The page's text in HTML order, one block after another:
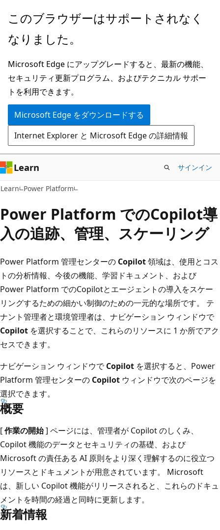
メ
ン
ン
テ
ン
ツ
に
ス
キ
ッ
プ
このブラウザーはサポートされなく
なりました。
Microsoft Edge にアップグレードすると、最新の機能、
セキュリティ更新プログラム、およびテクニカル サポー
トを利用できます。
Microsoft Edge をダウンロードする
Internet Explorer と Microsoft Edge の詳細情報
Learn サインイン
Learn Power Platform
Power Platform でのCopilot導
入の追跡、管理、スケーリング
Power Platform 管理センターの Copilot領域は、使用とコス
トの分析情報、今後の機能、学習ドキュメント、および
Power Platform でのCopilotとエージェントの導入をスケー
リングするための細かい制御のための一元的な場所です。 テ
ナント管理者と環境管理者は、ナビゲーション ウィンドウで
Copilot を選択することで、これらのリソースに 1 か所でアク
セスできます。
ナビゲーション ウィンドウでCopilot を選択すると、Power
Platform 管理センターの Copilot ウィンドウで次のページを
選択できます。
概要
[作業の開始] ページには、管理者が Copilot のしくみ、
Copilot 機能のデータとセキュリティの基礎、および
Microsoft の責任ある AI 原則をより深く理解するのに役立つ
リソースとドキュメントが用意されています。 Microsoft
は、新しい Copilot 機能がリリースされると、これらのドキュ
メントを時間の経過と同時に更新します。
新着情報